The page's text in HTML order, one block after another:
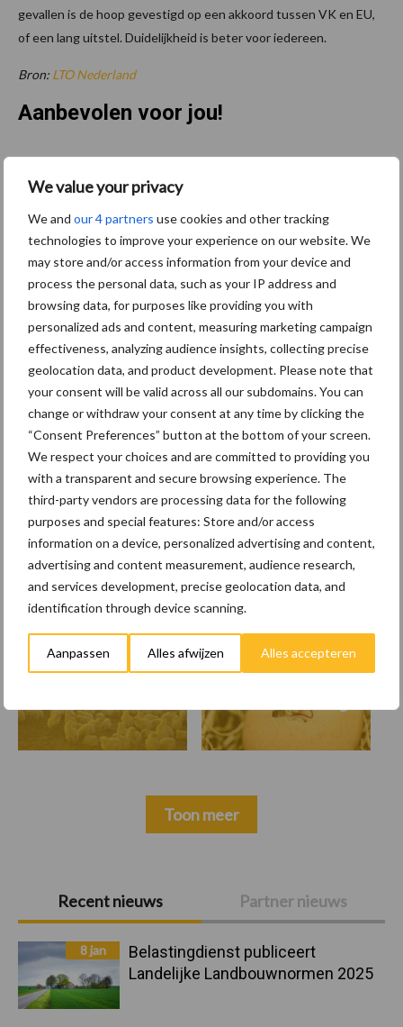
We value your privacy
We and our 4 partners use cookies and other tracking
technologies to improve your experience on our website. We
may store and/or access information from your device and
process the personal data, such as your IP address and
browsing data, for purposes like providing you with
personalized ads and content, measuring marketing campaign
effectiveness, analyzing audience insights, collecting precise
geolocation data, and product development. Please note that
your consent will be valid across all our subdomains. You can
change or withdraw your consent at any time by clicking the
“Consent Preferences” button at the bottom of your screen.
We respect your choices and are committed to providing you
with a transparent and secure browsing experience. The
third-party vendors are processing data for the following
purposes and special features: Store and/or access
information on a device, personalized advertising and content,
advertising and content measurement, audience research,
and services development, precise geolocation data, and
identification through device scanning.
Aanpassen Alles afwijzen Alles accepteren
gevallen is de hoop gevestigd op een akkoord tussen VK en EU,
of een lang uitstel. Duidelijkheid is beter voor iedereen.
Bron: LTO Nederland
Primaire
Sidebar
Recent nieuws Partner nieuws
8 jan
Belastingdienst publiceert
Landelijke Landbouwnormen 2025
Aanbevolen voor jou!
Landelijke
10 praktisch tips om je voor
te bereiden op mogelijke
uitval van het stroomnet
EU-pluimveesector groeit
door, maar tempo vlakt af
Themapagina's
Wet en regelgeving Diergezondheid
Toon meer